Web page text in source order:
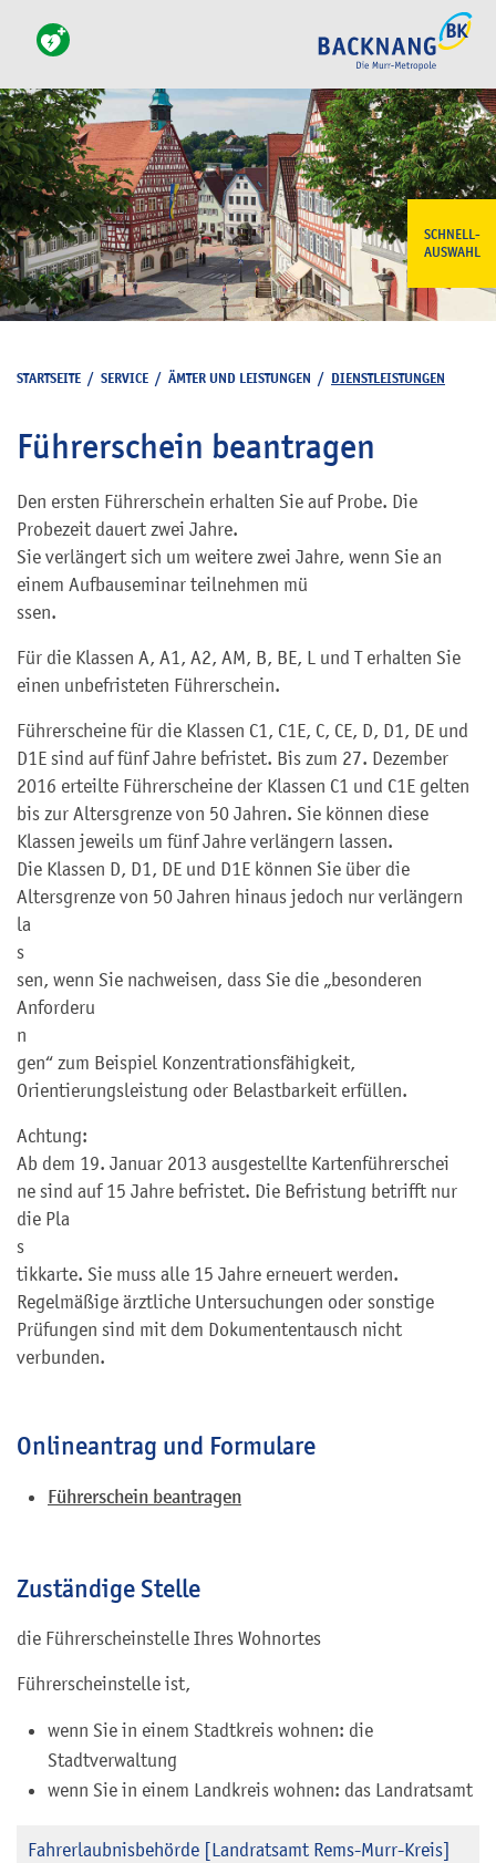
SCHNELL-
AUSWAHL
STARTSEITE / SERVICE / ÄMTER UND LEISTUNGEN / DIENSTLEISTUNGEN
Führerschein beantragen
Den ersten Führerschein erhalten Sie auf Probe. Die
Probezeit dauert zwei Jahre.
Sie verlängert sich um weitere zwei Jahre, wenn Sie an
einem Aufbauseminar teilnehmen mü
ssen.
Für die Klassen A, A1, A2, AM, B, BE, L und T erhalten Sie
einen unbefristeten Führerschein.
Führerscheine für die Klassen C1, C1E, C, CE, D, D1, DE und
D1E sind auf fünf Jahre befristet. Bis zum 27. Dezember
2016 erteilte Führerscheine der Klassen C1 und C1E gelten
bis zur Altersgrenze von 50 Jahren. Sie können diese
Klassen jeweils um fünf Jahre verlängern lassen.
Die Klassen D, D1, DE und D1E können Sie über die
Altersgrenze von 50 Jahren hinaus jedoch nur verlängern
la
s
sen, wenn Sie nachweisen, dass Sie die „besonderen
Anforderu
n
gen“ zum Beispiel Konzentrationsfähigkeit,
Orientierungsleistung oder Belastbarkeit erfüllen.
Achtung:
Ab dem 19. Januar 2013 ausgestellte Kartenführerschei
ne sind auf 15 Jahre befristet. Die Befristung betrifft nur
die Pla
s
tikkarte. Sie muss alle 15 Jahre erneuert werden.
Regelmäßige ärztliche Untersuchungen oder sonstige
Prüfungen sind mit dem Dokumententausch nicht
verbunden.
Onlineantrag und Formulare
Führerschein beantragen
Zuständige Stelle
die Führerscheinstelle Ihres Wohnortes
Führerscheinstelle ist,
wenn Sie in einem Stadtkreis wohnen: die
Stadtverwaltung
wenn Sie in einem Landkreis wohnen: das Landratsamt
Fahrerlaubnisbehörde [Landratsamt Rems-Murr-Kreis]